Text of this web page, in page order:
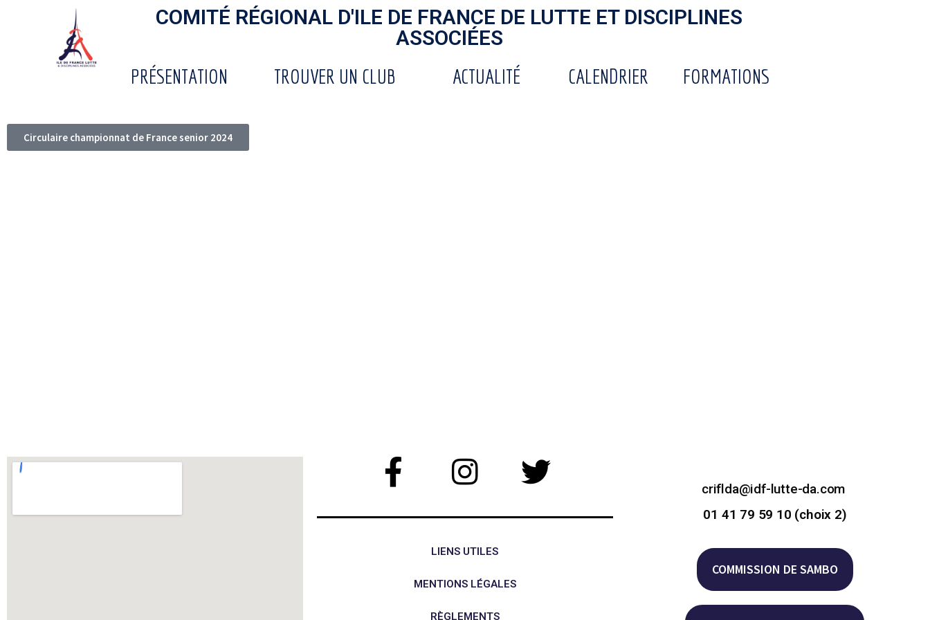
COMITÉ RÉGIONAL D'ILE DE FRANCE DE LUTTE ET DISCIPLINES
ASSOCIÉES
PRÉSENTATION TROUVER UN CLUB ACTUALITÉ CALENDRIER FORMATIONS
Circulaire championnat de France senior 2024
LIENS UTILES
MENTIONS LÉGALES
RÈGLEMENTS
criflda@idf-lutte-da.com
01 41 79 59 10 (choix 2)
COMMISSION DE SAMBO